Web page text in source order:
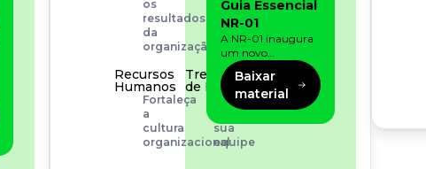
os
resultados
da
organização
com
especialistas
Recursos
Humanos
Fortaleça
a
cultura
organizacional
Treinamento
de Produto
Desenvolva
sua
equipe
Guia Essencial
NR-01
A NR-01 inaugura
um novo
momento na
prevenção de riscos:
agora, além dos
fatores físicos e
operacionais, as
empresas precisam
olhar também
Baixar
material